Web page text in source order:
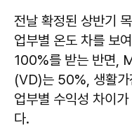
전날 확정된 상반기
업부별 온도 차를 보
100%를 받는 반면,
(VD)는 50%, 생활
업부별 수익성 차이
다.